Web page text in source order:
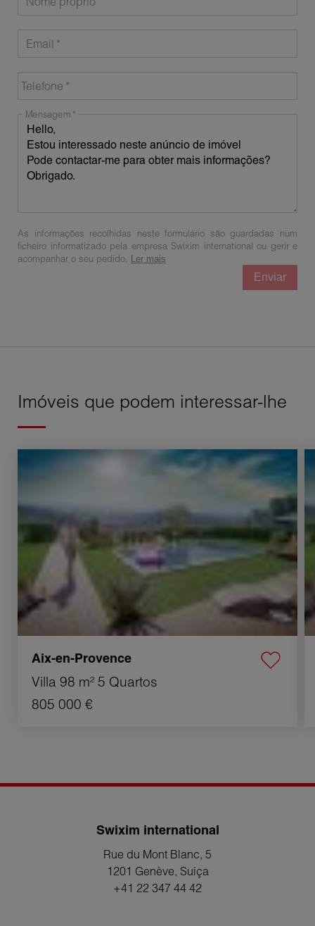
Email
Telefone
Mensagem
As informações recolhidas neste formulário são guardadas num
ficheiro informatizado pela empresa Swixim international ou gerir e
acompanhar o seu pedido.
Ler mais
Enviar
Imóveis que podem interessar-lhe
Venda Villa Aix-en-Provence 5 Quartos 98 m²
Aix-en-Provence
Villa 98 m² 5 Quartos
805 000 €
Swixim international
Rue du Mont Blanc, 5
1201 Genève, Suíça
+41 22 347 44 42